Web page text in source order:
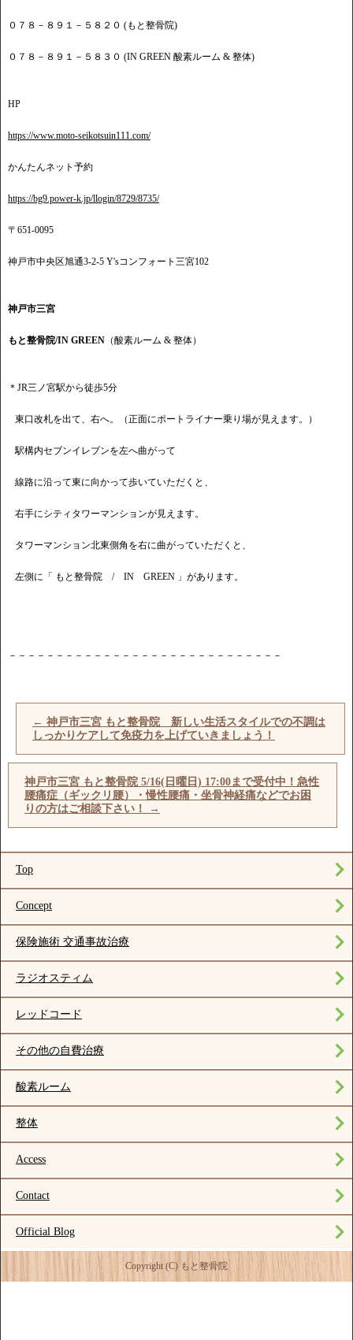
０７８－８９１－５８２０ (もと整骨院)
０７８－８９１－５８３０ (IN GREEN 酸素ルーム & 整体)
HP
https://www.moto-seikotsuin111.com/
かんたんネット予約
https://bg9.power-k.jp/llogin/8729/8735/
〒651-0095
神戸市中央区旭通3-2-5 Y'sコンフォート三宮102
神戸市三宮
もと整骨院/IN GREEN （酸素ルーム & 整体）
＊JR三ノ宮駅から徒歩5分
東口改札を出て、右へ。（正面にポートライナー乗り場が見えます。）
駅構内セブンイレブンを左へ曲がって
線路に沿って東に向かって歩いていただくと、
右手にシティタワーマンションが見えます。
タワーマンション北東側角を右に曲がっていただくと、
左側に「 もと整骨院 / IN GREEN 」があります。
－－－－－－－－－－－－－－－－－－－－－－－－－－－－－
← 神戸市三宮 もと整骨院 新しい生活スタイルでの不調は
しっかりケアして免疫力を上げていきましょう！
神戸市三宮 もと整骨院 5/16(日曜日) 17:00まで受付中！急性
腰痛症（ギックリ腰）・慢性腰痛・坐骨神経痛などでお困
りの方はご相談下さい！
→
Top
Concept
保険施術 交通事故治療
ラジオスティム
レッドコード
その他の自費治療
酸素ルーム
整体
Access
Contact
Official Blog
Copyright (C) もと整骨院